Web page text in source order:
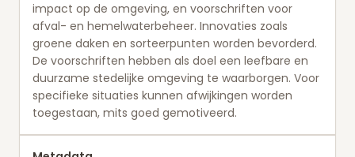
impact op de omgeving, en voorschriften voor
afval- en hemelwaterbeheer. Innovaties zoals
groene daken en sorteerpunten worden bevorderd.
De voorschriften hebben als doel een leefbare en
duurzame stedelijke omgeving te waarborgen. Voor
specifieke situaties kunnen afwijkingen worden
toegestaan, mits goed gemotiveerd.